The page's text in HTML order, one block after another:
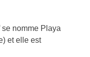
nomme Playa
et elle est